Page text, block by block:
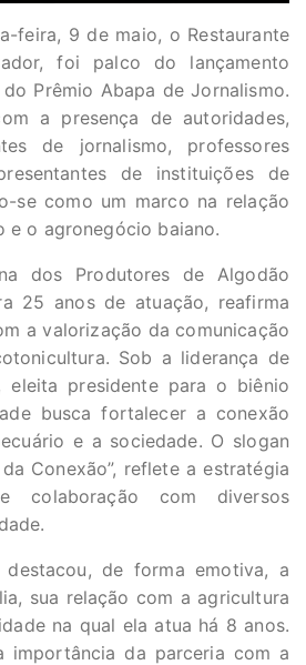
feira, 9 de maio, o Restaurante
foi palco do lançamento
Prêmio Abapa de Jornalismo.
a presença de autoridades,
de jornalismo, professores
de instituições de
se como um marco na relação
e o agronegócio baiano.
dos Produtores de Algodão
25 anos de atuação, reafirma
a valorização da comunicação
Sob a liderança de
eleita presidente para o biênio
busca fortalecer a conexão
e a sociedade. O slogan
Conexão”, reflete a estratégia
colaboração com diversos
destacou, de forma emotiva, a
sua relação com a agricultura
na qual ela atua há 8 anos.
importância da parceria com a